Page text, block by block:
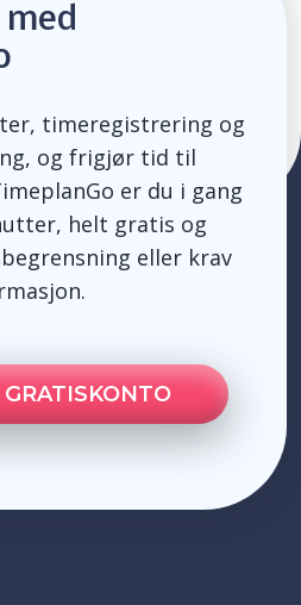
timeregistrering og
og frigjør tid til
er du i gang
helt gratis og
eller krav